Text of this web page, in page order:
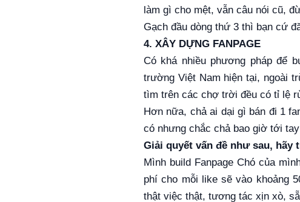
làm gì cho mệt, vẫn câu nói cũ,
Gạch đầu dòng thứ 3 thì bạn cứ
4. XÂY DỰNG FANPAGE
Có khá nhiều phương pháp để
trường Việt Nam hiện tại, ngoài
tìm trên các chợ trời đều có tỉ lệ
Hơn nữa, chả ai dại gì bán đi 1
có nhưng chắc chả bao giờ tới
Giải quyết vấn đề như sau, hãy
Mình build Fanpage Chó của
phí cho mỗi like sẽ vào khoảng
thật việc thật, tương tác xịn xò,